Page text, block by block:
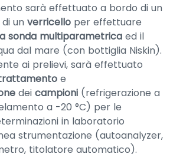
sarà effettuato a bordo di un
un verricello per effettuare
sonda multiparametrica ed il
dal mare (con bottiglia Niskin).
ai prelievi, sarà effettuato
e
dei campioni (refrigerazione a
a -20 °C) per le
in laboratorio
strumentazione (autoanalyzer,
titolatore automatico).